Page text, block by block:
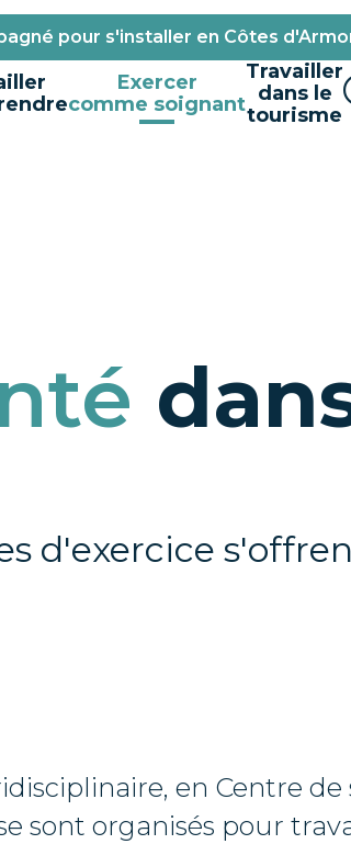
pour s'installer en Côtes
Exercer
comme soignant
Travailler
dans le
tourisme
d'exercice
en Centre de
sont organisés pour